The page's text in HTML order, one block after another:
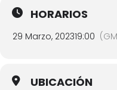
HORARIOS
29 Marzo, 202319:00
UBICACIÓN